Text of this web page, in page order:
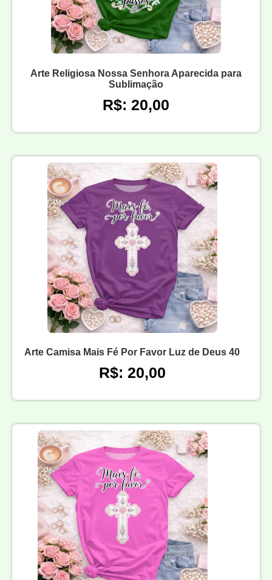
Arte Religiosa Nossa Senhora Aparecida para
Sublimação
R$: 20,00
Arte Camisa Mais Fé Por Favor Luz de Deus 40
R$: 20,00